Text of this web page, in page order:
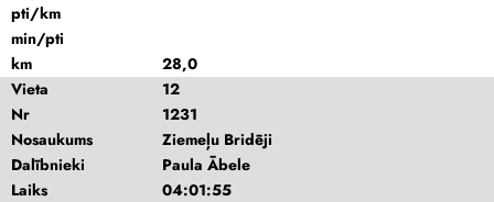
pti/km
min/pti
km
28,0
Vieta
12
Nr
1231
Nosaukums
Ziemeļu Bridēji
Dalībnieki
Paula Ābele
Laiks
04:01:55